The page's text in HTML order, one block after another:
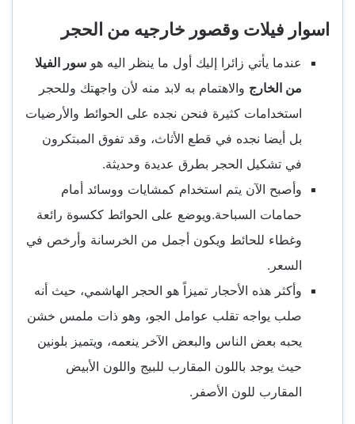
اسوار فيلات وقصور خارجيه من الحجر
عندما يأتي زائرا إليك أول ما ينظر اليه هو سور الفيلا
من الخارج والاهتمام به لابد منه لأن واجهتك وللحجر
استخدامات كثيرة فنحن نجده على الحوائط والأرضيات
بل أيضا نجده في قطع الأثاث، وقد تفوق المبتكرون
في تشكيل الحجر بطرق عديدة وحديثة.
وأصبح الآن يتم استخدام كمشايات ووسائد أمام
حمامات السباحة.ويوضع على الحوائط ككسوة رائعة
وغطاء للحائط ويكون أجمل من الخرسانة وأرخص في
السعر.
وأكثر هذه الأحجار تميزاً هو الحجر الهاشمي، حيث أنه
صلب يواجه تقلب عوامل الجو، وهو ذات ملمس خشن
يحبه بعض الناس والبعض الآخر ينعمه، ويتميز بلونين
حيث يوجد باللون المقارب للبيج واللون الأبيض
المقارب للون الأصفر.